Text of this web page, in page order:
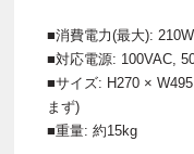
■消費電力(最大): 210W
■対応電源: 100VAC,
■サイズ: H270 ×
まず)
■重量: 約15kg